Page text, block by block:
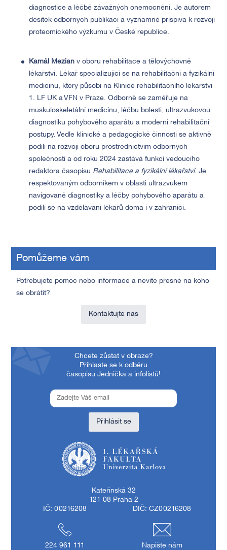
diagnostice a léčbě závažných onemocnění. Je autorem
desítek odborných publikací a významně přispívá k rozvoji
proteomického výzkumu v České republice.
Kamál Mezianv oboru rehabilitace a tělovýchovné
lékařství. Lékař specializující se na rehabilitační a fyzikální
medicínu, který působí na Klinice rehabilitačního lékařství
1. LF UK a VFN v Praze. Odborně se zaměřuje na
muskuloskeletální medicínu, léčbu bolesti, ultrazvukovou
diagnostiku pohybového aparátu a moderní rehabilitační
postupy. Vedle klinické a pedagogické činnosti se aktivně
podílí na rozvoji oboru prostřednictvím odborných
společností a od roku 2024 zastává funkci vedoucího
redaktora časopisu Rehabilitace a fyzikální lékařství. Je
respektovaným odborníkem v oblasti ultrazvukem
navigované diagnostiky a léčby pohybového aparátu a
podílí se na vzdělávání lékařů doma i v zahraničí.
Pomůžeme vám
Potřebujete pomoc nebo informace a nevíte přesně na koho
se obrátit?
Kontaktujte nás
Chcete zůstat v obraze?
Přihlaste se k odběru
časopisu Jednička a infolistů!
Přihlásit se
Kateřinská 32
121 08 Praha 2
IČ: 00216208
DIČ: CZ00216208
224 961 111 Napište nám